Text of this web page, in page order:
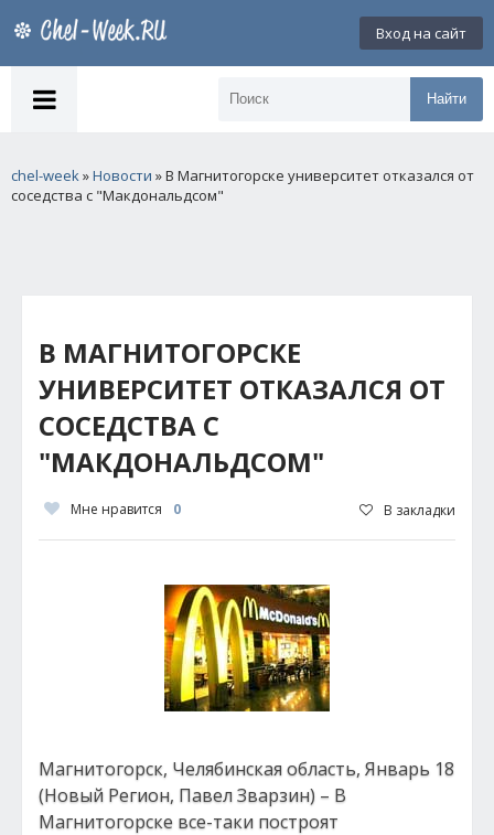
Вход на сайт
Найти
chel-week»Новости » В Магнитогорске университет отказался от
соседства с "Макдональдсом"
В МАГНИТОГОРСКЕ
УНИВЕРСИТЕТ ОТКАЗАЛСЯ ОТ
СОСЕДСТВА С
"МАКДОНАЛЬДСОМ"
Мне нравится 0 В закладки
Магнитогорск, Челябинская область, Январь 18
(Новый Регион, Павел Зварзин) – В
Магнитогорске все-таки построят